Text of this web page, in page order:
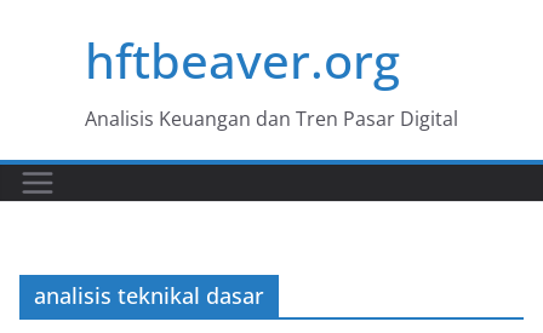
hftbeaver.org
Analisis Keuangan dan Tren Pasar Digital
analisis teknikal dasar